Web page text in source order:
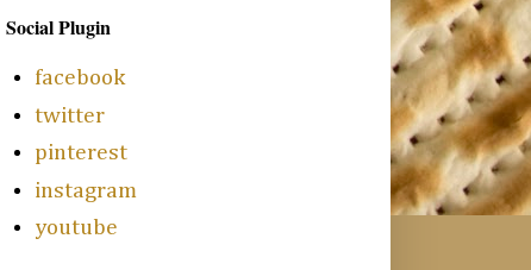
Social Plugin
facebook
twitter
pinterest
instagram
youtube